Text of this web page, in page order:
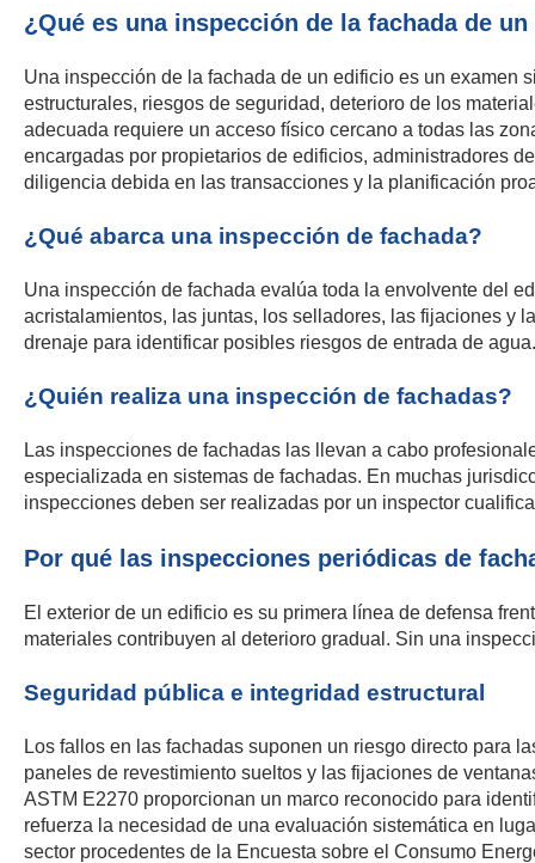
¿Qué es una inspección de la fachada de
Una inspección de la fachada de un edificio es un examen
estructurales, riesgos de seguridad, deterioro de los
adecuada requiere un acceso físico cercano a todas las
encargadas por propietarios de edificios, administradores
diligencia debida en las transacciones y la planificación
¿Qué abarca una inspección de fachada?
Una inspección de fachada evalúa toda la envolvente del
acristalamientos, las juntas, los selladores, las fijaciones y
drenaje para identificar posibles riesgos de entrada de agua.
¿Quién realiza una inspección de fachadas?
Las inspecciones de fachadas las llevan a cabo
especializada en sistemas de fachadas. En muchas
inspecciones deben ser realizadas por un inspector
Por qué las inspecciones periódicas de
El exterior de un edificio es su primera línea de defensa
materiales contribuyen al deterioro gradual. Sin una
Seguridad pública e integridad estructural
Los fallos en las fachadas suponen un riesgo directo para
paneles de revestimiento sueltos y las fijaciones de
ASTM E2270 proporcionan un marco reconocido para
refuerza la necesidad de una evaluación sistemática en
sector procedentes de la Encuesta sobre el Consumo